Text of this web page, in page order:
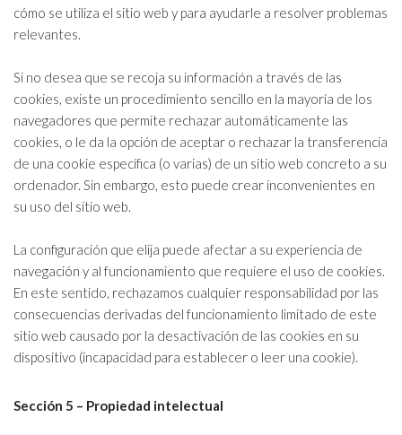
cómo se utiliza el sitio web y para ayudarle a resolver problemas
relevantes.
Si no desea que se recoja su información a través de las
cookies, existe un procedimiento sencillo en la mayoría de los
navegadores que permite rechazar automáticamente las
cookies, o le da la opción de aceptar o rechazar la transferencia
de una cookie específica (o varias) de un sitio web concreto a su
ordenador. Sin embargo, esto puede crear inconvenientes en
su uso del sitio web.
La configuración que elija puede afectar a su experiencia de
navegación y al funcionamiento que requiere el uso de cookies.
En este sentido, rechazamos cualquier responsabilidad por las
consecuencias derivadas del funcionamiento limitado de este
sitio web causado por la desactivación de las cookies en su
dispositivo (incapacidad para establecer o leer una cookie).
Sección 5 – Propiedad intelectual